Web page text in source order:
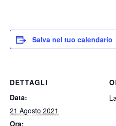
Salva nel tuo calendario
DETTAGLI
Data:
21 Agosto 2021
Ora: